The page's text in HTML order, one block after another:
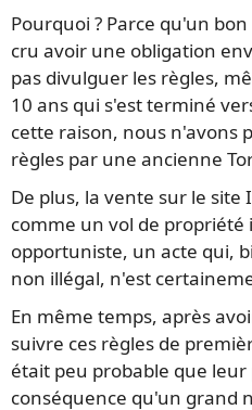
Pourquoi ? Parce qu'un
cru avoir une obligation
pas divulguer les règles,
10 ans qui s'est terminé
cette raison, nous n'avons
règles par une ancienne
De plus, la vente sur le
comme un vol de
opportuniste, un acte qui,
non illégal, n'est
En même temps, après
suivre ces règles de
était peu probable que
conséquence qu'un grand